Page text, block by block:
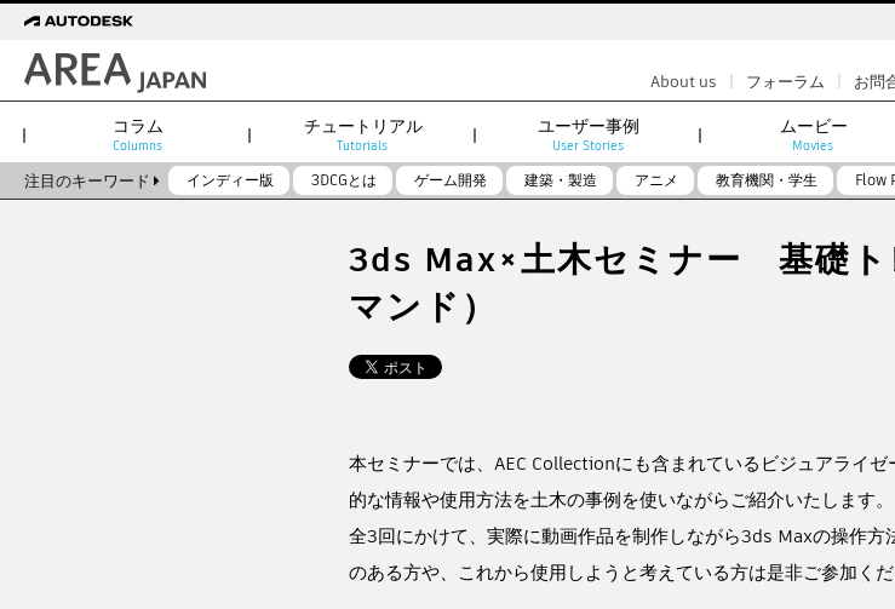
About us | フォーラム | お問
コラム
Columns
チュートリアル
Tutorials
ユーザー事例
User Stories
ムービー
Movies
注目のキーワード インディー版 3DCGとは ゲーム開発 建築・製造 アニメ 教育機関・学生 Flow
3ds Max×土木セミナー 基礎ト
マンド）
本セミナーでは、AEC Collectionにも含まれているビジュアライ
的な情報や使用方法を土木の事例を使いながらご紹介いたします。
全3回にかけて、実際に動画作品を制作しながら3ds Maxの操作
のある方や、これから使用しようと考えている方は是非ご参加くだ